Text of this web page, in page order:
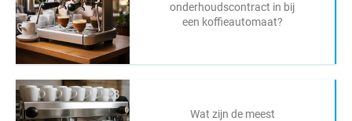
onderhoudscontract in bij
een koffieautomaat?
Wat zijn de meest